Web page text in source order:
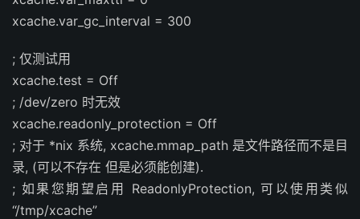
xcache.var_gc_interval = 300
; 仅测试用
xcache.test = Off
; /dev/zero 时无效
xcache.readonly_protection = Off
; 对于 *nix 系统, xcache.mmap_path 是文件路径而不是目
录, (可以不存在 但是必须能创建).
; 如果您期望启用 ReadonlyProtection, 可以使用类似
“/tmp/xcache”